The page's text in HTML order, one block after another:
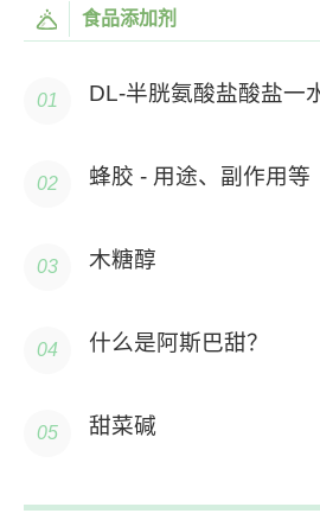
食品添加剂
DL-半胱氨酸盐酸盐一
蜂胶 - 用途、副作用等
木糖醇
什么是阿斯巴甜？
甜菜碱